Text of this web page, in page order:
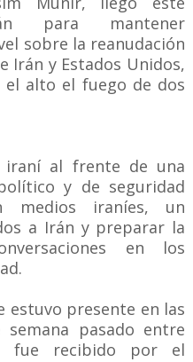
para mantener
sobre la reanudación
Irán y Estados Unidos,
el alto el fuego de dos
al frente de una
y de seguridad
medios iraníes, un
a Irán y preparar la
en los
estuvo presente en las
pasado entre
fue recibido por el